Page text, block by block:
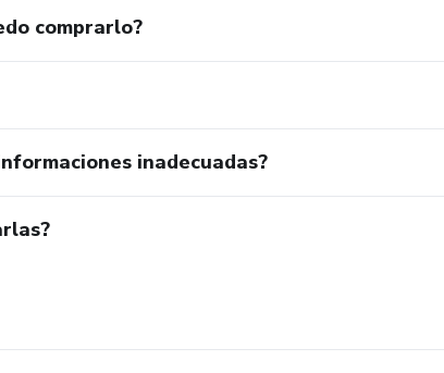
comprarlo?
inadecuadas?